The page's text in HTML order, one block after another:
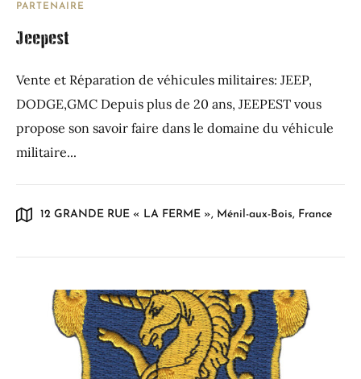
PARTENAIRE
Jeepest
Vente et Réparation de véhicules militaires: JEEP,
DODGE,GMC Depuis plus de 20 ans, JEEPEST vous
propose son savoir faire dans le domaine du véhicule
militaire...
12 GRANDE RUE « LA FERME », Ménil-aux-Bois, France